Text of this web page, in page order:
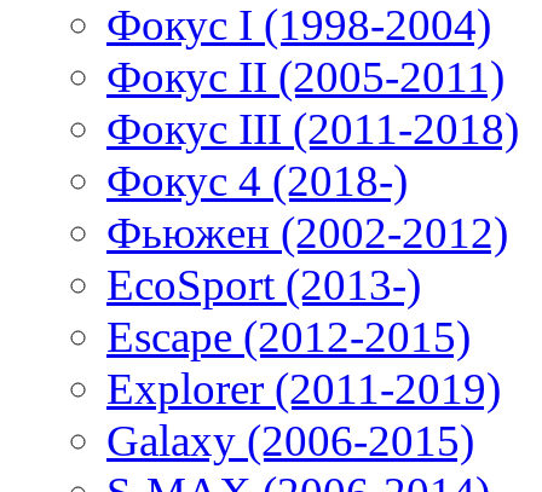
Фокус I (1998-2004)
Фокус II (2005-2011)
Фокус III (2011-2018)
Фокус 4 (2018-)
Фьюжен (2002-2012)
EcoSport (2013-)
Escape (2012-2015)
Explorer (2011-2019)
Galaxy (2006-2015)